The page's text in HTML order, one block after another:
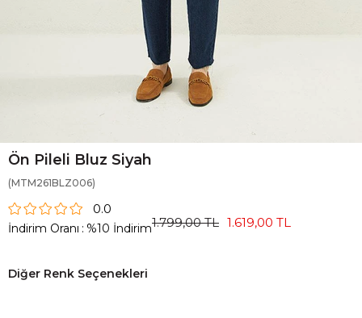
Ön Pileli Bluz Siyah
(MTM261BLZ006)
0.0
İndirim Oranı : %10 İndirim1.799,00 TL 1.619,00 TL
Diğer Renk Seçenekleri